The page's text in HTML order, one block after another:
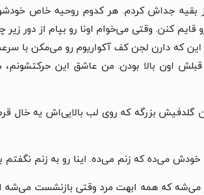
جداش کردم. هر کدوم روحیه خاص خودشون
کنن. وقتی می‌خوام اونا رو بپام از دور
این که دارن لجن کف آکواریوم رو می‌مکن
قبلش اون بالا بودن. من عاشق این
بزرگه که روی لب بالایی‌اش یه خال
می‌ده که زنم می‌ده. اینا رو به زنم نگفتم
که همه ابهت مرد وقتی بازنشست می‌شه